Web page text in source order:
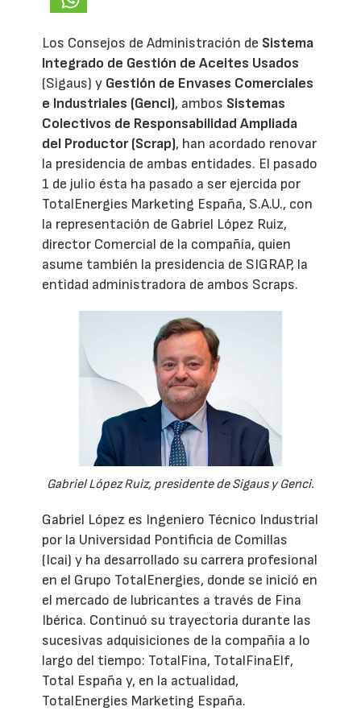
Los Consejos de Administración de Sistema
Integrado de Gestión de Aceites Usados
(Sigaus) y Gestión de Envases Comerciales
e Industriales (Genci), ambos Sistemas
Colectivos de Responsabilidad Ampliada
del Productor (Scrap), han acordado renovar
la presidencia de ambas entidades. El pasado
1 de julio ésta ha pasado a ser ejercida por
TotalEnergies Marketing España, S.A.U., con
la representación de Gabriel López Ruiz,
director Comercial de la compañía, quien
asume también la presidencia de SIGRAP, la
entidad administradora de ambos Scraps.
Gabriel López Ruiz, presidente de Sigaus y Genci.
Gabriel López es Ingeniero Técnico Industrial
por la Universidad Pontificia de Comillas
(Icai) y ha desarrollado su carrera profesional
en el Grupo TotalEnergies, donde se inició en
el mercado de lubricantes a través de Fina
Ibérica. Continuó su trayectoria durante las
sucesivas adquisiciones de la compañía a lo
largo del tiempo: TotalFina, TotalFinaElf,
Total España y, en la actualidad,
TotalEnergies Marketing España.